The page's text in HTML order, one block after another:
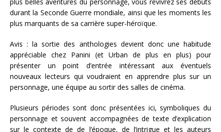
durant la Seconde Guerre mondiale, ainsi que les moments les
plus marquants de sa carrière super-héroïque.
Avis : la sortie des anthologies devient donc une habitude
appréciable chez Panini (et Urban de plus en plus) pour
présenter un point d’entrée intéressant aux éventuels
nouveaux lecteurs qui voudraient en apprendre plus sur un
personnage, une équipe au sortir des salles de cinéma.
Plusieurs périodes sont donc présentées ici, symboliques du
personnage et souvent accompagnées de texte d’explication
sur le contexte de de l’époque, de l’intrigue et les auteurs